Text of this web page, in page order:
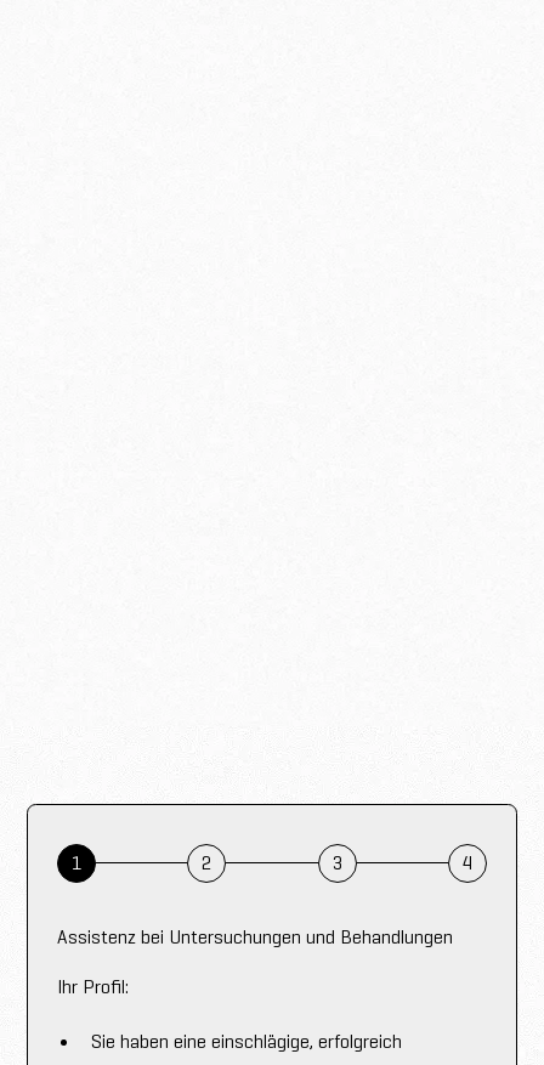
1 2 3 4
Assistenz bei Untersuchungen und Behandlungen
Ihr Profil:
Sie haben eine einschlägige, erfolgreich